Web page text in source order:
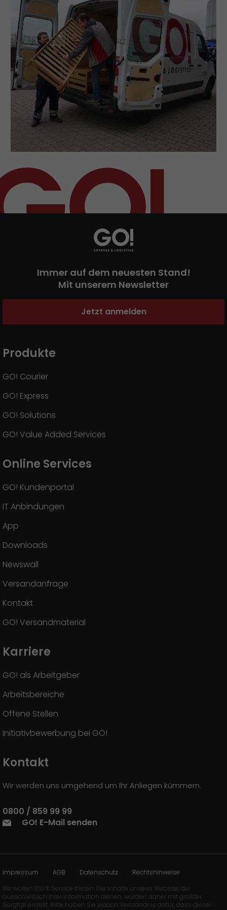
Pressematerial
GO! Pressekontakt
Immer auf dem neuesten Stand!
Mit unserem Newsletter
Jetzt anmelden
Produkte
GO! Courier
GO! Express
GO! Solutions
GO! Value Added Services
Online Services
GO! Kundenportal
IT Anbindungen
App
Downloads
Newswall
Versandanfrage
Kontakt
GO! Versandmaterial
Karriere
GO! als Arbeitgeber
Arbeitsbereiche
Offene Stellen
Initiativbewerbung bei GO!
Kontakt
Wir werden uns umgehend um Ihr Anliegen kümmern.
0800 / 859 99 99
GO! E-Mail senden
Impressum AGB Datenschutz
Rechtshinweise
Wir wollen 100 % Service bieten. Die Inhalte unserer Website, die
ausschließlich Ihrer Information dienen, wurden daher mit größter
Sorgfalt erstellt. Bitte haben Sie jedoch Verständnis dafür, dass dieser